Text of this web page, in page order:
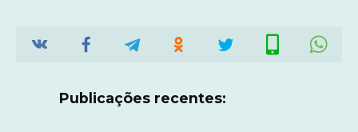
Publicações recentes: